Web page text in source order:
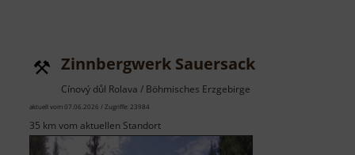
Zinnbergwerk Sauersack
Cínový důl Rolava / Böhmisches Erzgebirge
aktuell vom 07.06.2026 / Zugriffe: 23984
35 km vom aktuellen Standort